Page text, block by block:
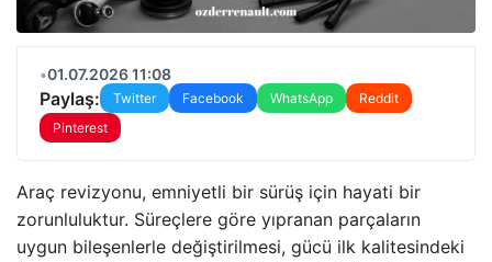
•01.07.2026 11:08
Paylaş: Twitter Facebook WhatsApp
Reddit
Pinterest
Araç revizyonu, emniyetli bir sürüş için hayati bir
zorunluluktur. Süreçlere göre yıpranan parçaların
uygun bileşenlerle değiştirilmesi, gücü ilk kalitesindeki